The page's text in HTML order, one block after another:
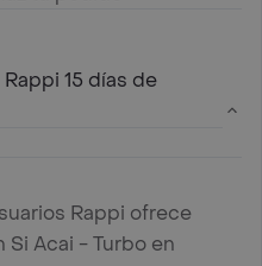
15 días de
Rappi ofrece
Si Acai - Turbo en